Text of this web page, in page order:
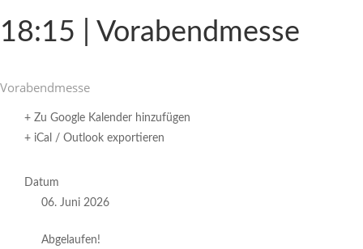
18:15 | Vorabendmesse
Vorabend­messe
+ Zu Google Kalender hinzufügen
+ iCal / Outlook exportieren
Datum
06. Juni 2026
Abgelaufen!